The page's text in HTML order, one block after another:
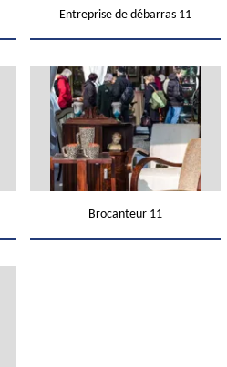
Entreprise de débarras 11
Brocanteur 11